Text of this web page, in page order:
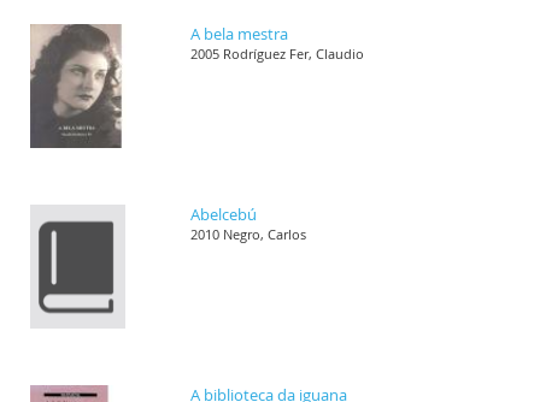
A bela mestra
2005 Rodríguez Fer, Claudio
Abelcebú
2010 Negro, Carlos
A biblioteca da iguana